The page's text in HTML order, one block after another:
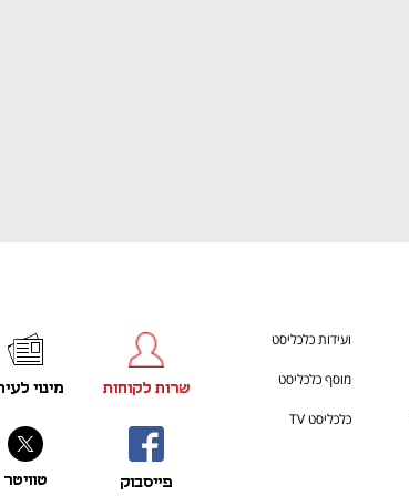
ועידות כלכליסט
מוסף כלכליסט
כלכליסט TV
פייסבוק
שרות לקוחות
טוויטר
מינוי